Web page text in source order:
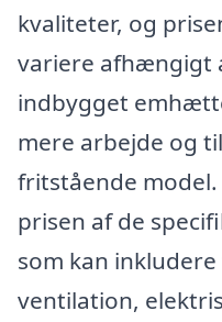
kvaliteter, og
variere afhængigt
indbygget
mere arbejde og
fritstående
prisen af de
som kan
ventilation,